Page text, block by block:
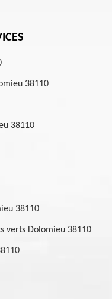
38110
38110
38110
verts Dolomieu 38110